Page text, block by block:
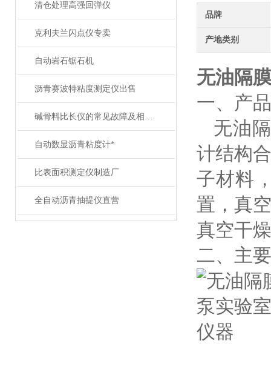
清仓处理高强回弹仪
克利夫兰闪点仪专卖
自动岩石锯石机
沥青赛波特粘度测定仪出售
碱骨料比长仪的常见故障及相应解决方法分享
自动数显沥青粘度计*
比表面积测定仪制造厂
全自动沥青抽提仪直营
品牌
产地类别
无油隔
一、 产
无油
计结构
子材料
置，真
真空干
二、主要